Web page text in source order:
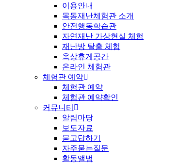
이용안내
목동재난체험관 소개
안전행동학습관
자연재난 가상현실 체험
재난방 탈출 체험
옥상휴게공간
온라인 체험관
체험관 예약
체험관 예약
체험관 예약확인
커뮤니티
알림마당
보도자료
묻고답하기
자주묻는질문
활동앨범